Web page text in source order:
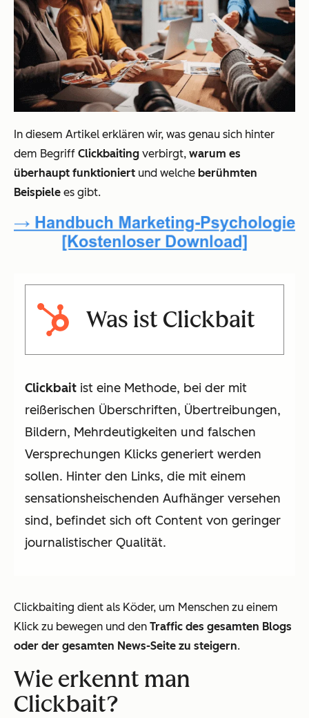
In diesem Artikel erklären wir, was genau sich hinter
dem Begriff Clickbaiting verbirgt, warum es
überhaupt funktioniert und welche berühmten
Beispiele es gibt.
Was ist Clickbait
Clickbait ist eine Methode, bei der mit
reißerischen Überschriften, Übertreibungen,
Bildern, Mehrdeutigkeiten und falschen
Versprechungen Klicks generiert werden
sollen. Hinter den Links, die mit einem
sensationsheischenden Aufhänger versehen
sind, befindet sich oft Content von geringer
journalistischer Qualität.
Clickbaiting dient als Köder, um Menschen zu einem
Klick zu bewegen und den Traffic des gesamten Blogs
oder der gesamten News-Seite zu steigern.
Wie erkennt man
Clickbait?